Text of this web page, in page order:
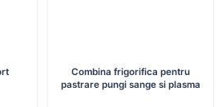
Combina frigorifica pentru
pastrare pungi sange si plasma